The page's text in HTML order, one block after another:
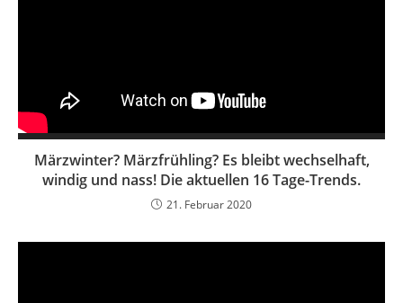
Märzwinter? Märzfrühling? Es bleibt wechselhaft,
windig und nass! Die aktuellen 16 Tage-Trends.
21. Februar 2020